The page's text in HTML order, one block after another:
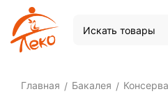
Главная / Бакалея /